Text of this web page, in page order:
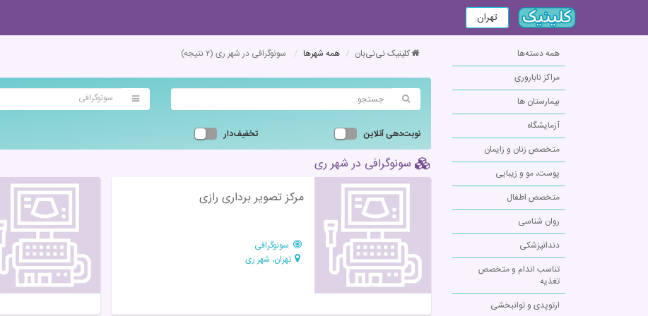
تهران
همه دسته‌ها
مراکز ناباروری
بیمارستان ها
آزمایشگاه
متخصص زنان و زایمان
پوست، مو و زیبایی
متخصص اطفال
روان شناسی
دندانپزشکی
تناسب اندام و متخصص
تغذیه
ارتوپدی و توانبخشی
کلینیک نی‌نی‌بان همه شهرها سونوگرافی در شهر ری (۲ نتیجه)
سونوگرافی
نوبت‌دهی آنلاین تخفیف‌دار
سونوگرافی در شهر ری
مرکز تصویر برداری رازی
سونوگرافی
تهران، شهر ری